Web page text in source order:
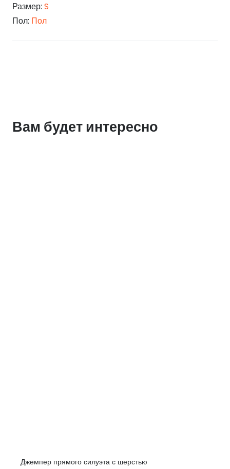
Размер: S
Пол: Пол
Вам будет интересно
Джемпер прямого силуэта с шерстью